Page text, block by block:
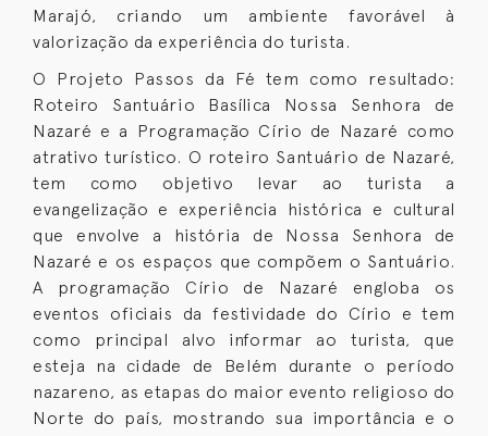
Marajó, criando um ambiente favorável à
valorização da experiência do turista.
O Projeto Passos da Fé tem como resultado:
Roteiro Santuário Basílica Nossa Senhora de
Nazaré e a Programação Círio de Nazaré como
atrativo turístico. O roteiro Santuário de Nazaré,
tem como objetivo levar ao turista a
evangelização e experiência histórica e cultural
que envolve a história de Nossa Senhora de
Nazaré e os espaços que compõem o Santuário.
A programação Círio de Nazaré engloba os
eventos oficiais da festividade do Círio e tem
como principal alvo informar ao turista, que
esteja na cidade de Belém durante o período
nazareno, as etapas do maior evento religioso do
Norte do país, mostrando sua importância e o